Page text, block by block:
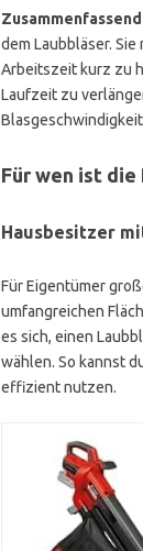
Zusammenfassend
dem Laubbläser.
Arbeitszeit kurz zu
Laufzeit zu
Für wen ist
Hausbesitzer
Für Eigentümer
umfangreichen
es sich, einen
wählen. So kannst
effizient nutzen.